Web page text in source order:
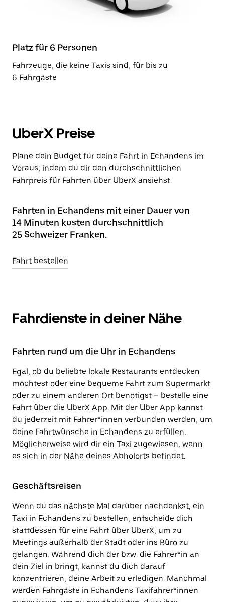
Platz für 6 Personen
Fahrzeuge, die keine Taxis sind, für bis zu
6 Fahrgäste
UberX Preise
Plane dein Budget für deine Fahrt in Echandens im
Voraus, indem du dir den durchschnittlichen
Fahrpreis für Fahrten über UberX ansiehst.
Fahrten in Echandens mit einer Dauer von
14 Minuten kosten durchschnittlich
25 Schweizer Franken.
Fahrt bestellen
Fahrdienste in deiner Nähe
Fahrten rund um die Uhr in Echandens
Egal, ob du beliebte lokale Restaurants entdecken
möchtest oder eine bequeme Fahrt zum Supermarkt
oder zu einem anderen Ort benötigst – bestelle eine
Fahrt über die UberX App. Mit der Uber App kannst
du jederzeit mit Fahrer*innen verbunden werden, um
deine Fahrtwünsche in Echandens zu erfüllen.
Möglicherweise wird dir ein Taxi zugewiesen, wenn
es sich in der Nähe deines Abholorts befindet.
Geschäftsreisen
Wenn du das nächste Mal darüber nachdenkst, ein
Taxi in Echandens zu bestellen, entscheide dich
stattdessen für eine Fahrt über UberX, um zu
Meetings außerhalb der Stadt oder ins Büro zu
gelangen. Während dich der bzw. die Fahrer*in an
dein Ziel in bringt, kannst du dich darauf
konzentrieren, deine Arbeit zu erledigen. Manchmal
werden Fahrgäste in Echandens Taxifahrer*innen